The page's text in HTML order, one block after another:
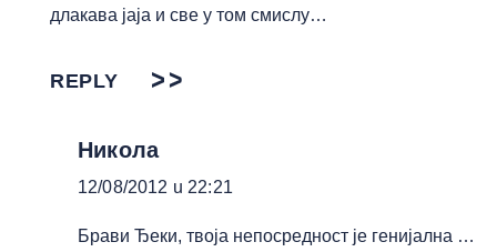
длакава јаја и све у том смислу…
REPLY
Никола
12/08/2012 u 22:21
Брави Ђеки, твоја непосредност је генијална …